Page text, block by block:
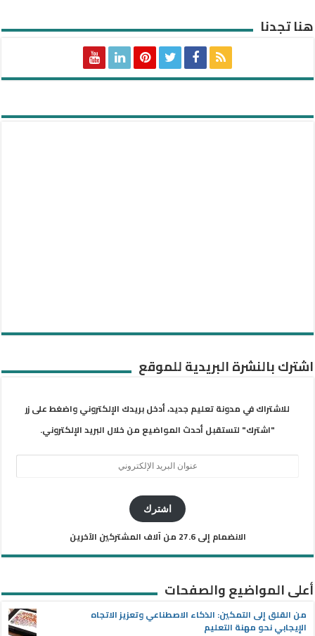
هنا تجدنا
اشترك بالنشرة البريدية للموقع
للاشتراك في مدونة تعليم جديد، أدخل بريدك الإلكتروني واضغط على زر
"اشترك" لتستقبل أحدث المواضيع من خلال البريد الإلكتروني.
اشترك
الانضمام إلى 27.6 من آلاف المشتركين الآخرين
أعلى المواضيع والصفحات
من القلق إلى التمكين: الذكاء الاصطناعي وتعزيز الاتجاه
الإيجابي نحو مهنة التعليم